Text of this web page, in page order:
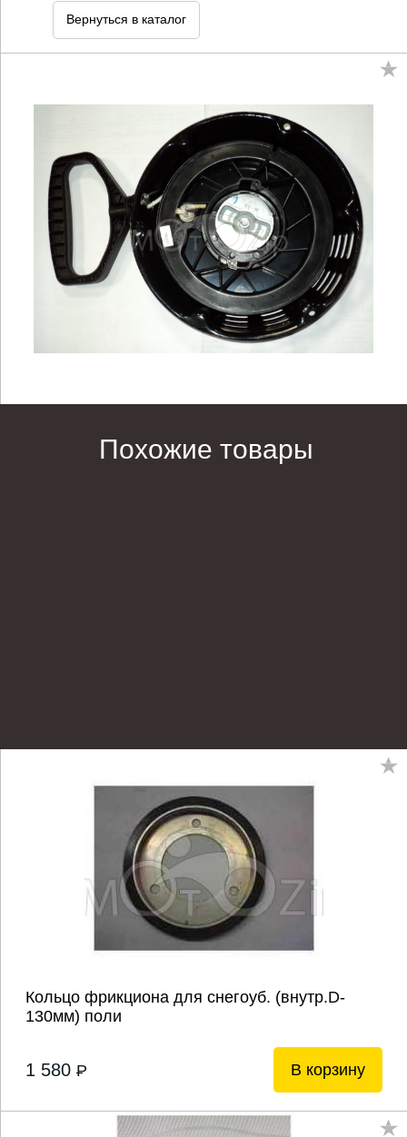
Вернуться в каталог
Похожие товары
Кольцо фрикциона для снегоуб. (внутр.D-
130мм) поли
1 580 P В корзину